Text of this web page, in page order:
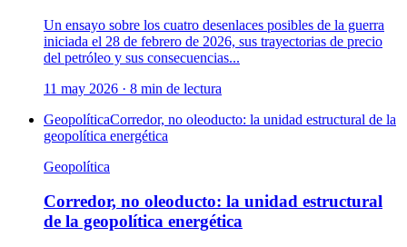
Un ensayo sobre los cuatro desenlaces posibles de la guerra
iniciada el 28 de febrero de 2026, sus trayectorias de precio
del petróleo y sus consecuencias...
11 may 2026 · 8 min de lectura
GeopolíticaCorredor, no oleoducto: la unidad estructural de la
geopolítica energética
Geopolítica
Corredor, no oleoducto: la unidad estructural
de la geopolítica energética